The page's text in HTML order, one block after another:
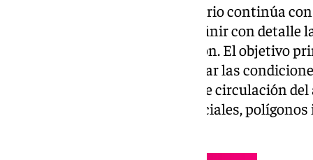
Con esta aprobación, el Ministerio continúa
construcción, que permitirá definir con detalle
ejecución y posterior explotación. El objetivo
modernizar los accesos y mejorar las
tramos con mayor intensidad de circulación
donde confluyen zonas residenciales,